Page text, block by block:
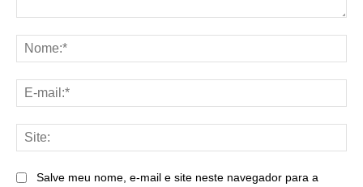
Salve meu nome, e-mail e site neste navegador para a